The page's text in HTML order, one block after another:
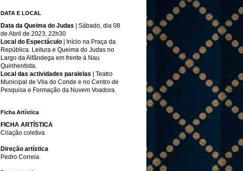
DATA E LOCAL
Data da Queima do Judas | Sábado, dia 08
de Abril de 2023, 22h30
Local do Espectáculo | Início na Praça da
República. Leitura e Queima do Judas no
Largo da Alfândega em frente à Nau
Quinhentista.
Local das actividades paralelas | Teatro
Municipal de Vila do Conde e no Centro de
Pesquisa e Formação da Nuvem Voadora.
Ficha Artística
FICHA ARTÍSTICA
Criação coletiva
Direção artística
Pedro Correia